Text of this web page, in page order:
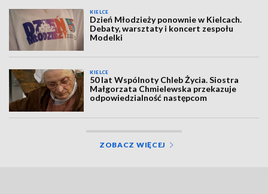
KIELCE
Dzień Młodzieży ponownie w Kielcach.
Debaty, warsztaty i koncert zespołu
Modelki
KIELCE
50 lat Wspólnoty Chleb Życia. Siostra
Małgorzata Chmielewska przekazuje
odpowiedzialność następcom
ZOBACZ WIĘCEJ